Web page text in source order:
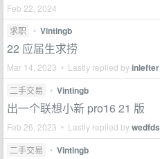
Feb 22, 2024
求职
• Vintingb
22 应届生求捞
Mar 14, 2023 • Lastly replied byinlefter
二手交易 • Vintingb
出一个联想小新 pro16 21 版
Feb 26, 2023 • Lastly replied bywedfds
二手交易 • Vintingb